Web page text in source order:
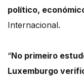
político,
Internacional.
“No primeiro
Luxemburgo